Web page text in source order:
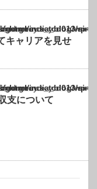
inindia_blog/wp-content/themes/
キャリアを見せ
inindia_blog/wp-content/themes/
支について